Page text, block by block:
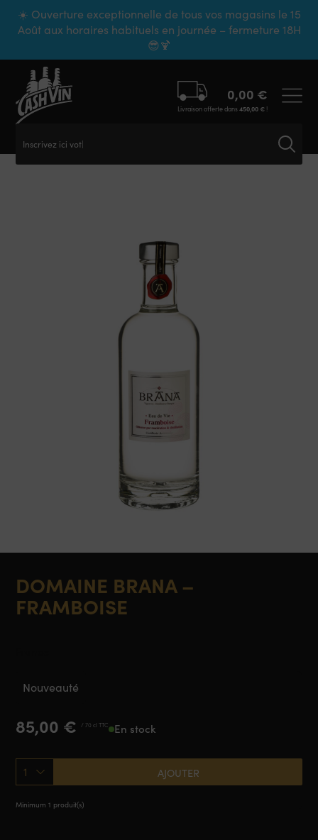
☀️ Ouverture exceptionnelle de tous vos magasins le 15
Août aux horaires habituels en journée – fermeture 18H
😎🍹
Inscrivez ici votre
0,00 €
Livraison offerte dans450,00 €!
DOMAINE BRANA –
FRAMBOISE
85,00 € / 70 cl TTC En stock
1 AJOUTER
Minimum 1 produit(s)
Nouveauté
Panneau de gestion des cookies